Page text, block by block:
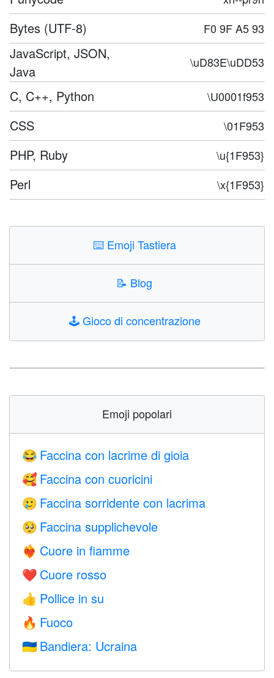
Bytes (UTF-8) F0 9F A5 93
JavaScript, JSON,
Java
\uD83E\uDD53
C, C++, Python \U0001f953
CSS \01F953
PHP, Ruby \u{1F953}
Perl \x{1F953}
⌨️ Emoji Tastiera
📝 Blog
🕹️Gioco di concentrazione
Emoji popolari
😂 Faccina con lacrime di gioia
🥰 Faccina con cuoricini
🥲 Faccina sorridente con lacrima
🥺 Faccina supplichevole
❤️‍🔥 Cuore in fiamme
❤️ Cuore rosso
👍 Pollice in su
🔥 Fuoco
🇺🇦 Bandiera: Ucraina